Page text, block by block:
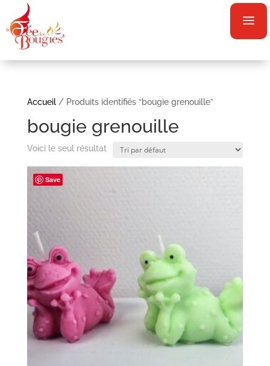
a
Accueil/ Produits identifiés “bougie grenouille”
bougie grenouille
Voici le seul résultat
Save